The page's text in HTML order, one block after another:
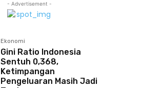
- Advertisement -
Ekonomi
Gini Ratio Indonesia
Sentuh 0,368,
Ketimpangan
Pengeluaran Masih Jadi